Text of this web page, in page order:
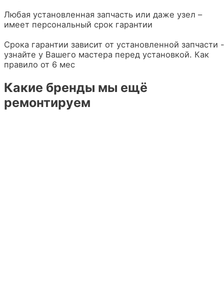
Любая установленная запчасть или даже узел –
имеет персональный срок гарантии
Срока гарантии зависит от установленной запчасти -
узнайте у Вашего мастера перед установкой. Как
правило от 6 мес
Какие бренды мы ещё
ремонтируем